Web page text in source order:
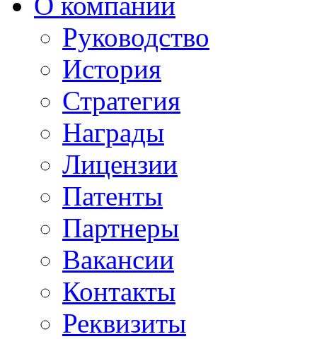
Руководство
История
Стратегия
Награды
Лицензии
Патенты
Партнеры
Вакансии
Контакты
Реквизиты